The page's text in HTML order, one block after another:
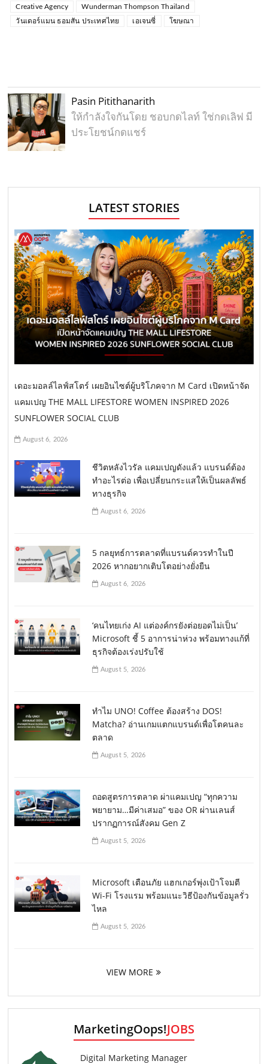
Creative Agency
Wunderman Thompson Thailand
วันเดอร์แมน ธอมสัน ประเทศไทย
เอเจนซี่ โฆษณา
Pasin Pitithanarith
ให้กำลังใจกันโดย ชอบกดไลท์ ใช่กดเลิฟ มี
ประโยชน์กดแชร์
LATEST STORIES
เดอะมอลล์ไลฟ์สโตร์ เผยอินไซต์ผู้บริโภคจาก M Card เปิดหน้าจัด
แคมเปญ THE MALL LIFESTORE WOMEN INSPIRED 2026
SUNFLOWER SOCIAL CLUB
August 6, 2026
ชีวิตหลังไวรัล แคมเปญดังแล้ว แบรนด์ต้อง
ทำอะไรต่อ เพื่อเปลี่ยนกระแสให้เป็นผลลัพธ์
ทางธุรกิจ
August 6, 2026
5 กลยุทธ์การตลาดที่แบรนด์ควรทำในปี
2026 หากอยากเติบโตอย่างยั่งยืน
August 6, 2026
‘คนไทยเก่ง AI แต่องค์กรยังต่อยอดไม่เป็น’
Microsoft ชี้ 5 อาการน่าห่วง พร้อมทางแก้ที่
ธุรกิจต้องเร่งปรับใช้
August 5, 2026
ทำไม UNO! Coffee ต้องสร้าง DOS!
Matcha? อ่านเกมแตกแบรนด์เพื่อโตคนละ
ตลาด
August 5, 2026
ถอดสูตรการตลาด ผ่าแคมเปญ “ทุกความ
พยายาม…มีค่าเสมอ” ของ OR ผ่านเลนส์
ปรากฏการณ์สังคม Gen Z
August 5, 2026
Microsoft เตือนภัย แฮกเกอร์พุ่งเป้าโจมตี
Wi-Fi โรงแรม พร้อมแนะวิธีป้องกันข้อมูลรั่ว
ไหล
August 5, 2026
VIEW MORE
MarketingOops!JOBS
Digital Marketing Manager